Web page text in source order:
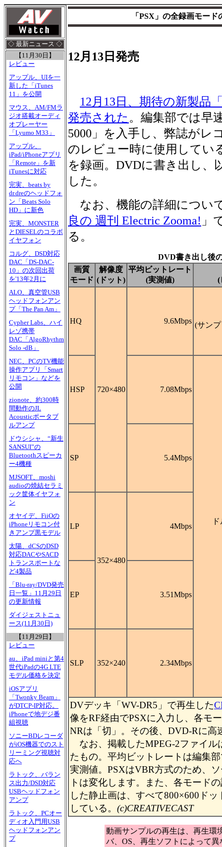
◇ 最新ニュース ◇
【11月30日】
レビュー
アップル、UIを一
新した「iTunes
11」を公開
マウス、AM/FMラ
ジオ搭載オーディ
オプレーヤー
「Lyumo M33」
アップル、
iPad/iPhoneアプリ
「Remote」を新
iTunesに対応
完実、beats by
dr.dreのヘッドフォ
ン「Beats Solo
HD」に新色
完実、MONSTER
とDIESELのコラボ
イヤフォン
コルグ、DSD対応
DAC「DS-DAC-
10」の次回出荷
を'13年2月に
ALO、真空管USB
ヘッドフォンアン
プ「The Pan Am」
Cypher Labs、ハイ
レゾ携帯
DAC「AlgoRhythm
Solo -dB」
NEC、PCのTV機能
操作アプリ「Smart
リモコン」などを
公開
zionote、約300時
間動作のJL
Acousticポータブ
ルアンプ
ドウシシャ、“新生
SANSUI”の
Bluetoothスピーカ
ー4機種
MJSOFT、moshi
audioの焼結セラミ
ック筐体イヤフォ
ン
オヤイデ、FiiOの
iPhoneリモコン付
きアンプ黒モデル
太陽、dCSのDSD
対応DACやSACD
トランスポートな
ど4製品
「Blu-ray/DVD発売
日一覧」11月29日
の更新情報
ダイジェストニュ
ース(11月30日)
【11月29日】
レビュー
au、iPad miniと第4
世代iPadの4G LTE
モデル価格を決定
iOSアプリ
「Twonky Beam」
がDTCP-IP対応。
iPhoneで地デジ番
組視聴
ソニーBDレコーダ
がiOS機器でのスト
リーミング視聴対
応へ
ラトック、バラン
ス出力/DSD対応
USBヘッドフォン
アンプ
ラトック、PCオー
ディオ入門用USB
ヘッドフォンアン
プ
「PSX」の全録画モー
12月13日発売
12月13日、期待の新製品
発売された 。編集部では早
5000」を入手し、弊誌がレ
のレビュー時に使用してい
を録画。DVDに書き出し、
した。
なお、機能の詳細につい
良の 週刊 Electric Zooma! 」
る。
DVD書き出し後
画質
モード
解像度
(ドット)
平均ビットレート
(実測値)
(
HQ
720×480
9.6Mbps (サン
HSP 7.08Mbps
SP 5.4Mbps
LP
352×480
4Mbps
EP 3.51Mbps
SLP 352×240 2.34Mbps
DVデッキ「WV-DR5」で再生した
像をRF経由でPSXに入力し、各モ
NRは「切」。その後、DVD-Rに高
なお、掲載したMPEG-2ファイル
たもの。平均ビットレートは編集
実測値。PSXはVBR方式のため、
トは変化します。また、各モード
した静止画は、すべて800×600ド
している。 (c)CREATIVECAST
動画サンプルの再生は、再生環
バ、OS、再生ソフトによって